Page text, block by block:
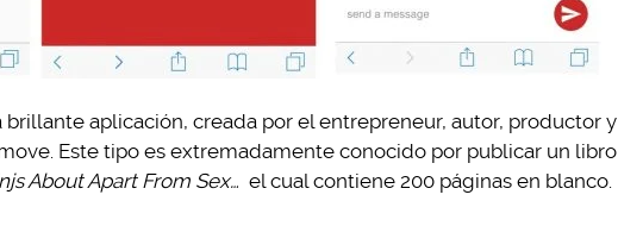
aplicación, creada por el entrepreneur, autor, productor y
Este tipo es extremadamente conocido por publicar un libro
About Apart From Sex… el cual contiene 200 páginas en blanco.